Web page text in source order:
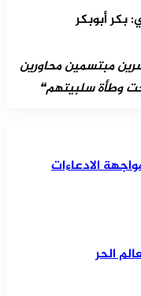
بكر أبوبكر
مبتسمين محاورين
وطأة سلبيتهم❝
الادعاءات
الحر